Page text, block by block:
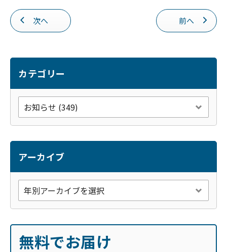
e
b
o
k
次へ 前へ
カテゴリー
アーカイブ
無料でお届け